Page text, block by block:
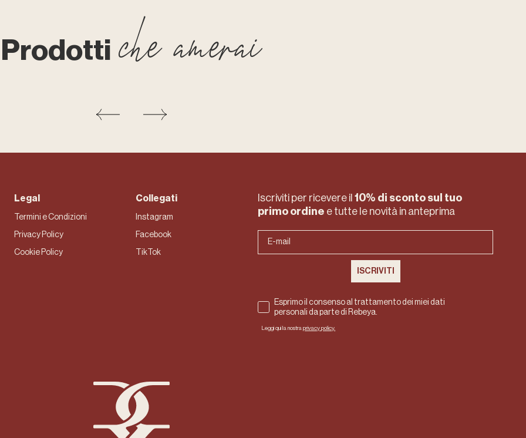
Prodotti che amerai
Legal
Termini e Condizioni
Privacy Policy
Cookie Policy
Collegati
Instagram
Facebook
TikTok
Iscriviti per ricevere il 10% di sconto sul tuo
primo ordine e tutte le novità in anteprima
ISCRIVITI
Esprimo il consenso al trattamento dei miei dati
personali da parte di Rebeya.
Leggi qui la nostraprivacy policy.
Rebeya